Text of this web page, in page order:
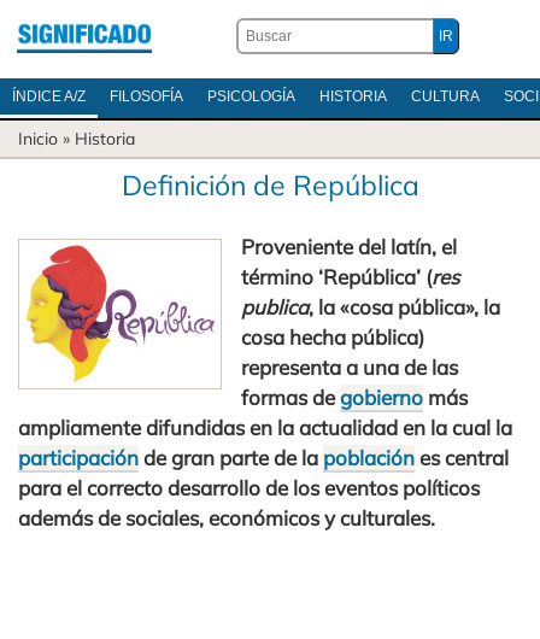
ÍNDICE A/Z FILOSOFÍA PSICOLOGÍA HISTORIA CULTURA
Inicio » Historia
Definición de República
Proveniente del latín, el
término ‘República’ (res
publica, la «cosa pública», la
cosa hecha pública)
representa a una de las
formas degobierno más
ampliamente difundidas en la actualidad en la cual la
participaciónde gran parte de la poblaciónes central
para el correcto desarrollo de los eventos políticos
además de sociales, económicos y culturales.